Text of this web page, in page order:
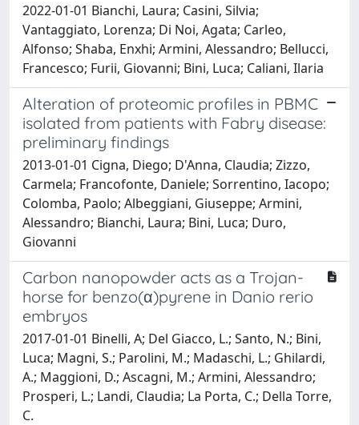
2022-01-01 Bianchi, Laura; Casini, Silvia;
Vantaggiato, Lorenza; Di Noi, Agata; Carleo,
Alfonso; Shaba, Enxhi; Armini, Alessandro; Bellucci,
Francesco; Furii, Giovanni; Bini, Luca; Caliani, Ilaria
Alteration of proteomic profiles in PBMC
isolated from patients with Fabry disease:
preliminary findings
2013-01-01 Cigna, Diego; D'Anna, Claudia; Zizzo,
Carmela; Francofonte, Daniele; Sorrentino, Iacopo;
Colomba, Paolo; Albeggiani, Giuseppe; Armini,
Alessandro; Bianchi, Laura; Bini, Luca; Duro,
Giovanni
Carbon nanopowder acts as a Trojan-
horse for benzo(α)pyrene in Danio rerio
embryos
2017-01-01 Binelli, A; Del Giacco, L.; Santo, N.; Bini,
Luca; Magni, S.; Parolini, M.; Madaschi, L.; Ghilardi,
A.; Maggioni, D.; Ascagni, M.; Armini, Alessandro;
Prosperi, L.; Landi, Claudia; La Porta, C.; Della Torre,
C.